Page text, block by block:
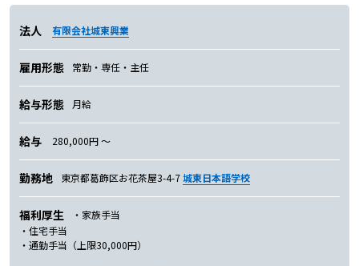
法人 有限会社城東興業
雇用形態 常勤・専任・主任
給与形態 月給
給与 280,000円 〜
勤務地 東京都葛飾区お花茶屋3-4-7城東日本語学校
福利厚生
・家族手当
・住宅手当
・通勤手当（上限30,000円）